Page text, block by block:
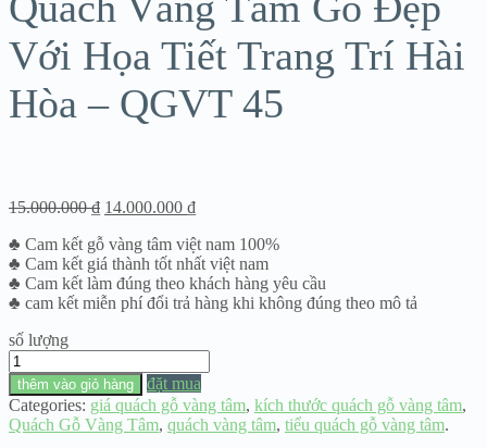
Với Họa Tiết Trang Trí Hài
Hòa – QGVT 45
15.000.000₫ 14.000.000 ₫
♣ Cam kết gỗ vàng tâm việt nam 100%
♣ Cam kết giá thành tốt nhất việt nam
♣ Cam kết làm đúng theo khách hàng yêu cầu
♣ cam kết miễn phí đổi trả hàng khi không đúng theo mô tả
số lượng
Quách
Vàng
Tâm
Gỗ
Đẹp
thêm vào giỏ hàng
đặt mua
Categories: giá quách gỗ vàng tâm, kích thước quách gỗ vàng tâm,
Quách Gỗ Vàng Tâm, quách vàng tâm, tiểu quách gỗ vàng tâm.